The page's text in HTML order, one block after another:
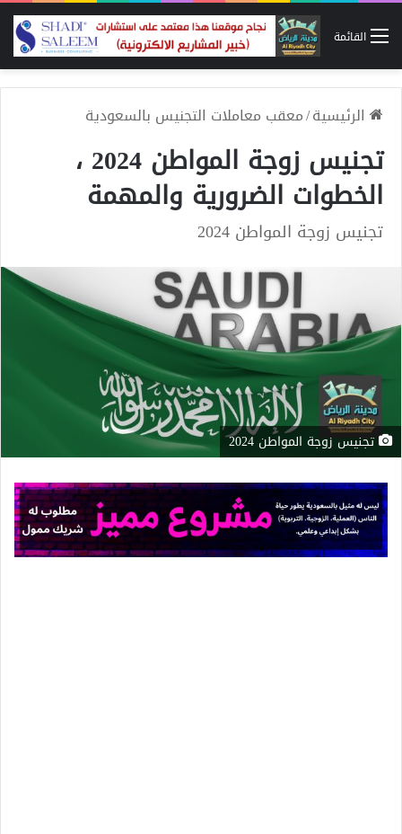
القائمة
الرئيسية/معقب معاملات التجنيس بالسعودية
تجنيس زوجة المواطن 2024 ،
الخطوات الضرورية والمهمة
تجنيس زوجة المواطن 2024
تجنيس زوجة المواطن 2024